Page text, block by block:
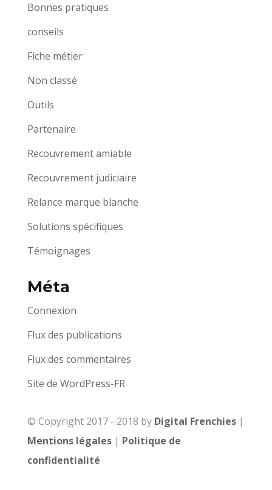
Bonnes pratiques
conseils
Fiche métier
Non classé
Outils
Partenaire
Recouvrement amiable
Recouvrement judiciaire
Relance marque blanche
Solutions spécifiques
Témoignages
Méta
Connexion
Flux des publications
Flux des commentaires
Site de WordPress-FR
© Copyright 2017 - 2018 by Digital Frenchies|
Mentions légales| Politique de
confidentialité